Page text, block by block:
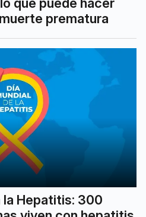
que puede hacer
prematura
la Hepatitis: 300